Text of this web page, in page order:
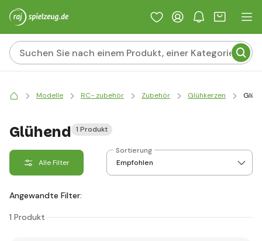
Modelle RC- zubehör Zubehör Glühkerzen
Glühend 1 Produkt
Alle Filter
Sortierung
Angewandte Filter:
1 Produkt